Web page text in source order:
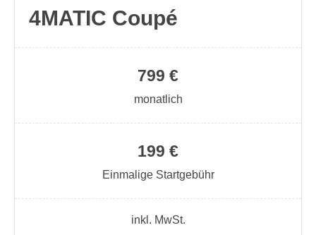
4MATIC Coupé
199 €
Einmalige Startgebühr
799 €
monatlich
inkl. MwSt.